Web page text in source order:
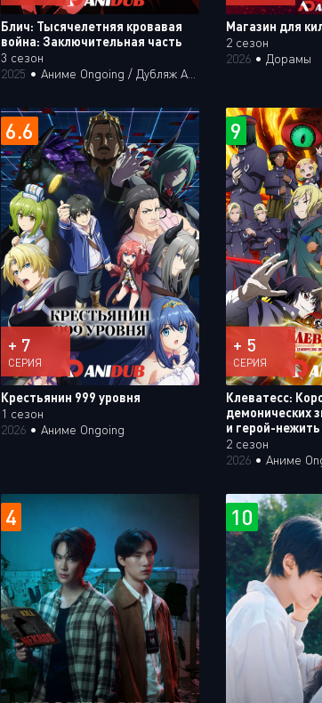
Блич: Тысячелетняя кровавая
война: Заключительная часть
3 сезон
2025 • Аниме Ongoing / Дубляж Анидаба
Магазин для
2 сезон
2026• Дорамы
6.6
+ 7
СЕРИЯ
Крестьянин 999 уровня
1 сезон
2026 • Аниме Ongoing
9
+ 5
СЕРИЯ
Клеватесс:
демонических
и герой-нежить
2 сезон
2026• Аниме
4 10